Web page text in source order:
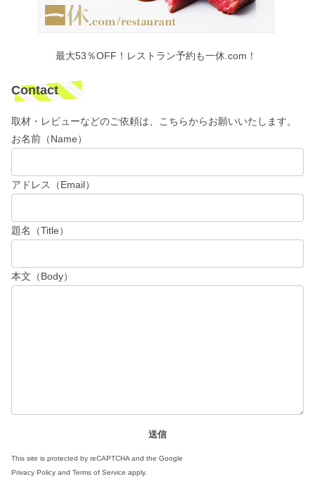
最大53％OFF！レストラン予約も一休.com！
Contact
取材・レビューなどのご依頼は、こちらからお願いいたします。
お名前（Name）
アドレス（Email）
題名（Title）
本文（Body）
This site is protected by reCAPTCHA and the Google
Privacy Policy and Terms of Service apply.